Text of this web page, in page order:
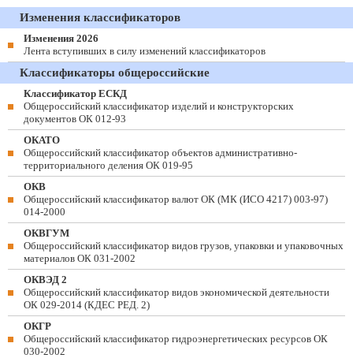
Изменения классификаторов
Изменения 2026
Лента вступивших в силу изменений классификаторов
Классификаторы общероссийские
Классификатор ЕСКД
Общероссийский классификатор изделий и конструкторских
документов ОК 012-93
ОКАТО
Общероссийский классификатор объектов административно-
территориального деления ОК 019-95
ОКВ
Общероссийский классификатор валют ОК (МК (ИСО 4217) 003-97)
014-2000
ОКВГУМ
Общероссийский классификатор видов грузов, упаковки и упаковочных
материалов ОК 031-2002
ОКВЭД 2
Общероссийский классификатор видов экономической деятельности
ОК 029-2014 (КДЕС РЕД. 2)
ОКГР
Общероссийский классификатор гидроэнергетических ресурсов ОК
030-2002